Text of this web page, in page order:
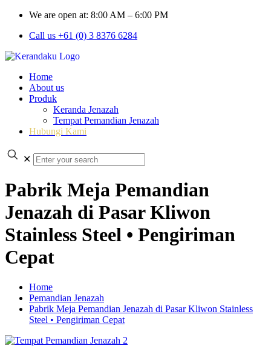
We are open at: 8:00 AM – 6:00 PM
Call us +61 (0) 3 8376 6284
Home
About us
Produk
Keranda Jenazah
Tempat Pemandian Jenazah
Hubungi Kami
✕
Pabrik Meja Pemandian
Jenazah di Pasar Kliwon
Stainless Steel • Pengiriman
Cepat
Home
Pemandian Jenazah
Pabrik Meja Pemandian Jenazah di Pasar Kliwon Stainless
Steel • Pengiriman Cepat